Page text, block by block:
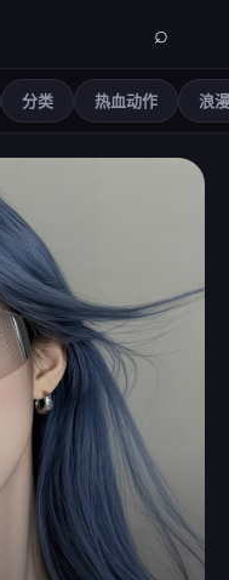
⌕
分类 热血动作 浪
观看免费